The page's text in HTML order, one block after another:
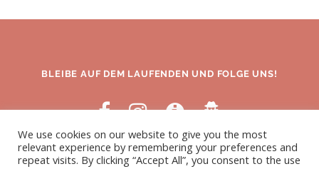
BLEIBE AUF DEM LAUFENDEN UND FOLGE UNS!
We use cookies on our website to give you the most
relevant experience by remembering your preferences and
repeat visits. By clicking “Accept All”, you consent to the use